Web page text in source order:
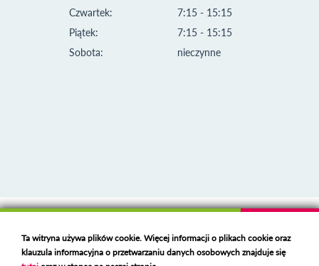
Czwartek:
Piątek:
Sobota:
7:15 - 15:15
7:15 - 15:15
nieczynne
Deklaracja dostępności
Polski serwer RBLhttps://polspam.pl/
Ta witryna używa plików cookie. Więcej informacji o plikach cookie oraz
klauzula informacyjna o przetwarzaniu danych osobowych znajduje się